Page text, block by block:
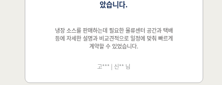
았습니다.
냉장 소스를 판매하는데 필요한 물류센터 공간과 택배
등에 자세한 설명과 비교견적으로 일정에 맞춰 빠르게
계약할 수 있었습니다.
고*** | 신** 님